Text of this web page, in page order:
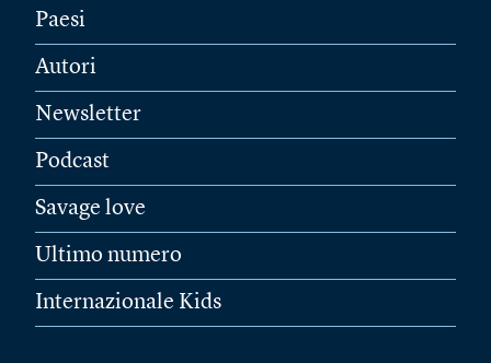
Paesi
Autori
Newsletter
Podcast
Savage love
Ultimo numero
Internazionale Kids